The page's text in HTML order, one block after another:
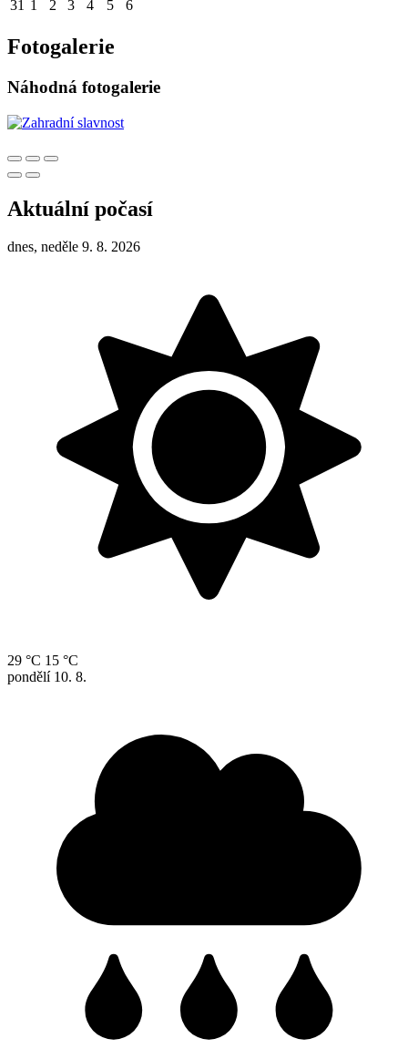
31 1 2 3 4 5 6
Fotogalerie
Náhodná fotogalerie
Aktuální počasí
dnes, neděle 9. 8. 2026
29 °C 15 °C
pondělí 10. 8.